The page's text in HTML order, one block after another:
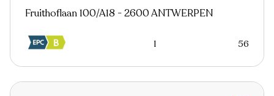
Fruithoflaan 100/A18 - 2600 ANTWERPEN
1 56